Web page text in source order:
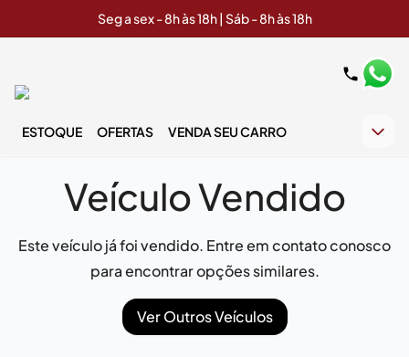
Seg a sex - 8h às 18h | Sáb - 8h às 18h
ESTOQUE OFERTAS VENDA SEU CARRO
Veículo Vendido
Este veículo já foi vendido. Entre em contato conosco
para encontrar opções similares.
Ver Outros Veículos